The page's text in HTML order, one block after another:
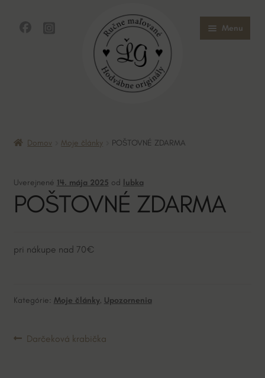
Menu
O mne
O hodvábe
Kontakt
Domov Moje články POŠTOVNÉ ZDARMA
Uverejnené 14. mája 2025 od lubka
POŠTOVNÉ ZDARMA
pri nákupe nad 70€
Kategórie: Moje články, Upozornenia
Navigácia
Predchádzajúci
Darčeková krabička